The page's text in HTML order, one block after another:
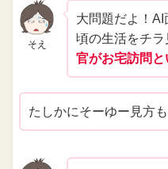
そえ
大問題だよ！AI
頃の生活をチ
官がお宅訪問
たしかにそーゆー見方